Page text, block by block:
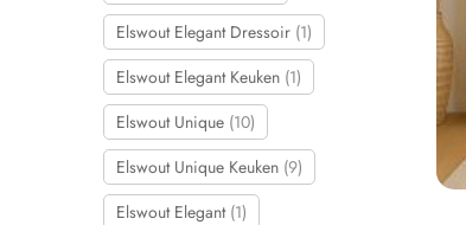
Elswout Elegant Dressoir (1)
Elswout Elegant Keuken (1)
Elswout Unique (10)
Elswout Unique Keuken (9)
Elswout Elegant (1)